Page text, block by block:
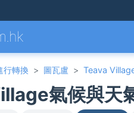
行轉換 > 圖瓦盧 > Teava
氣候與天